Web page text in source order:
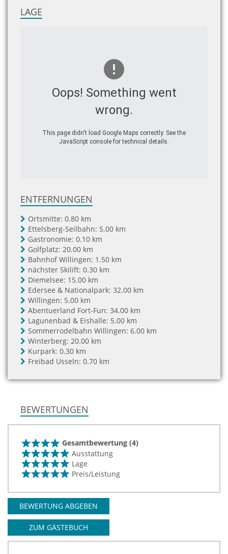
LAGE
Oops! Something went
wrong.
This page didn't load Google Maps correctly. See the
JavaScript console for technical details.
ENTFERNUNGEN
Ortsmitte: 0.80 km
Ettelsberg-Seilbahn: 5.00 km
Gastronomie: 0.10 km
Golfplatz: 20.00 km
Bahnhof Willingen: 1.50 km
nächster Skilift: 0.30 km
Diemelsee: 15.00 km
Edersee & Nationalpark: 32.00 km
Willingen: 5.00 km
Abentuerland Fort-Fun: 34.00 km
Lagunenbad & Eishalle: 5.00 km
Sommerrodelbahn Willingen: 6.00 km
Winterberg: 20.00 km
Kurpark: 0.30 km
Freibad Usseln: 0.70 km
BEWERTUNGEN
Gesamtbewertung (4)
Ausstattung
Lage
Preis/Leistung
BEWERTUNG ABGEBEN
ZUM GÄSTEBUCH